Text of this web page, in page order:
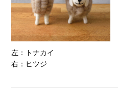
左：トナカイ
右：ヒツジ